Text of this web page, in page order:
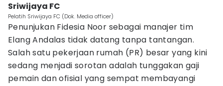
Sriwijaya FC
Pelatih Sriwijaya FC (Dok. Media officer)
Penunjukan Fidesia Noor sebagai manajer tim
Elang Andalas tidak datang tanpa tantangan.
Salah satu pekerjaan rumah (PR) besar yang kini
sedang menjadi sorotan adalah tunggakan gaji
pemain dan ofisial yang sempat membayangi